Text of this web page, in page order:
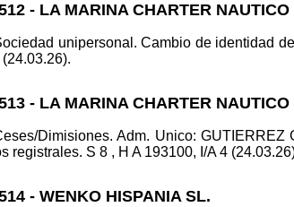
- LA MARINA CHARTER NAUTICO
unipersonal. Cambio de identidad
(24.03.26).
- LA MARINA CHARTER NAUTICO
Dimisiones. Adm. Unico:
registrales. S 8 , H A 193100, I/A 4
- WENKO HISPANIA SL.